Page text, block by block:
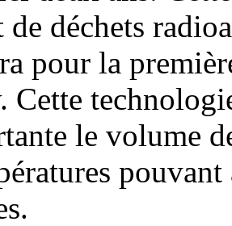
de déchets
pour la
Cette
le volume